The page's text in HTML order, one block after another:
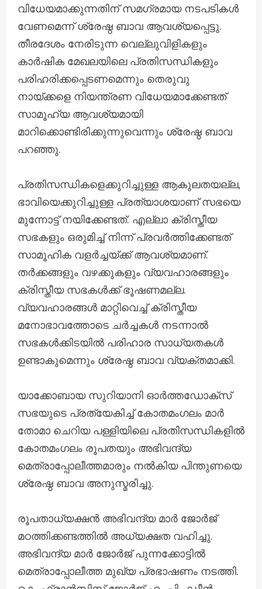
വിധേയമാക്കുന്നതിന് സമഗ്രമായ നടപടികൾ
വേണമെന്ന് ശ്രേഷ്ഠ ബാവ ആവശ്യപ്പെട്ടു.
തീരദേശം നേരിടുന്ന വെല്ലുവിളികളും
കാർഷിക മേഖലയിലെ പ്രതിസന്ധികളും
പരിഹരിക്കപ്പെടണമെന്നും തെരുവു
നായ്ക്കളെ നിയന്ത്രണ വിധേയമാക്കേണ്ടത്
സാമൂഹ്യ ആവശ്യമായി
മാറിക്കൊണ്ടിരിക്കുന്നുവെന്നും ശ്രേഷ്ഠ ബാവ
പറഞ്ഞു.
പ്രതിസന്ധികളെക്കുറിച്ചുള്ള ആകുലതയല്ല,
ഭാവിയെക്കുറിച്ചുള്ള പ്രത്യാശയാണ് സഭയെ
മുന്നോട്ട് നയിക്കേണ്ടത്. എല്ലാ ക്രിസ്തീയ
സഭകളും ഒരുമിച്ച് നിന്ന് പ്രവർത്തിക്കേണ്ടത്
സാമൂഹിക വളർച്ചയ്ക്ക് ആവശ്യമാണ്.
തർക്കങ്ങളും വഴക്കുകളും വ്യവഹാരങ്ങളും
ക്രിസ്തീയ സഭകൾക്ക് ഭൂഷണമല്ല.
വ്യവഹാരങ്ങൾ മാറ്റിവെച്ച് ക്രിസ്തീയ
മനോഭാവത്തോടെ ചർച്ചകൾ നടന്നാൽ
സഭകൾക്കിടയിൽ പരിഹാര സാധ്യതകൾ
ഉണ്ടാകുമെന്നും ശ്രേഷ്ഠ ബാവ വ്യക്തമാക്കി.
യാക്കോബായ സുറിയാനി ഓർത്തഡോക്സ്
സഭയുടെ പ്രത്യേകിച്ച് കോതമംഗലം മാർ
തോമാ ചെറിയ പള്ളിയിലെ പ്രതിസന്ധികളിൽ
കോതമംഗലം രൂപതയും അഭിവന്ദ്യ
മെത്രാപ്പോലീത്തമാരും നൽകിയ പിന്തുണയെ
ശ്രേഷ്ഠ ബാവ അനുസ്മരിച്ചു.
രൂപതാധ്യക്ഷൻ അഭിവന്ദ്യ മാർ ജോർജ്
മഠത്തിക്കണ്ടത്തിൽ അധ്യക്ഷത വഹിച്ചു.
അഭിവന്ദ്യ മാർ ജോർജ് പുന്നക്കോട്ടിൽ
മെത്രാപ്പോലീത്ത മുഖ്യ പ്രഭാഷണം നടത്തി.